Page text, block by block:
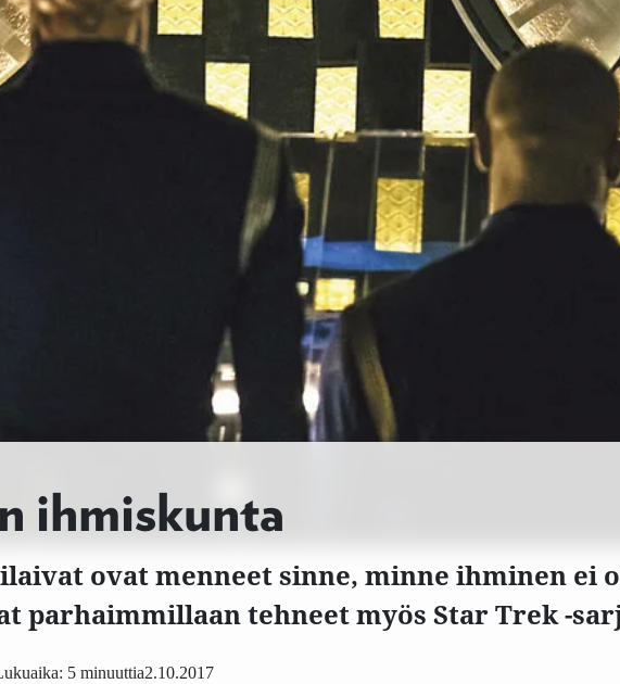
ihmiskunta
ovat menneet sinne, minne ihminen ei
parhaimmillaan tehneet myös Star Trek -
2.10.2017
5 minuuttia